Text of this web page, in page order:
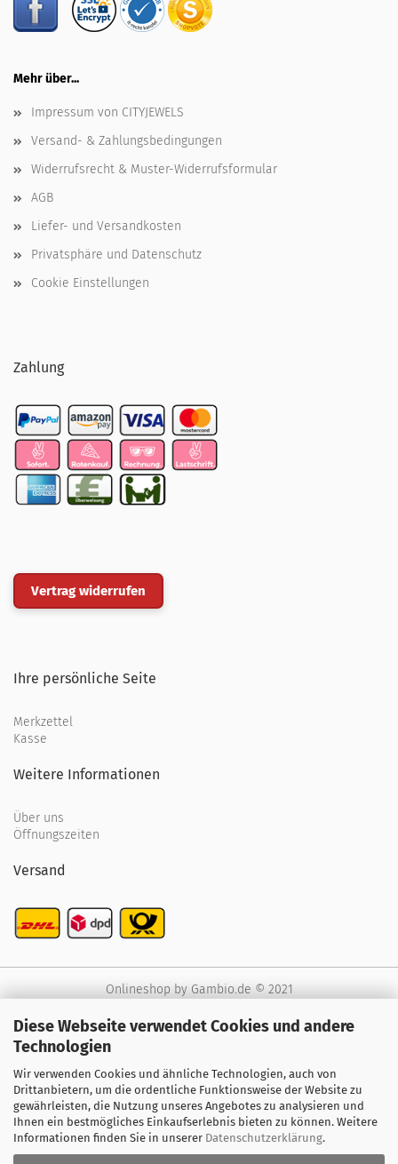
Diese Webseite verwendet Cookies und andere
Technologien
Wir verwenden Cookies und ähnliche Technologien, auch von
Drittanbietern, um die ordentliche Funktionsweise der Website zu
gewährleisten, die Nutzung unseres Angebotes zu analysieren und
Ihnen ein bestmögliches Einkaufserlebnis bieten zu können. Weitere
Informationen finden Sie in unserer Datenschutzerklärung.
Mehr über...
Impressum von CITYJEWELS
Versand- & Zahlungsbedingungen
Widerrufsrecht & Muster-Widerrufsformular
AGB
Liefer- und Versandkosten
Privatsphäre und Datenschutz
Cookie Einstellungen
Zahlung
Vertrag widerrufen
Ihre persönliche Seite
Merkzettel
Kasse
Weitere Informationen
Über uns
Öffnungszeiten
Versand
Onlineshopby Gambio.de © 2021